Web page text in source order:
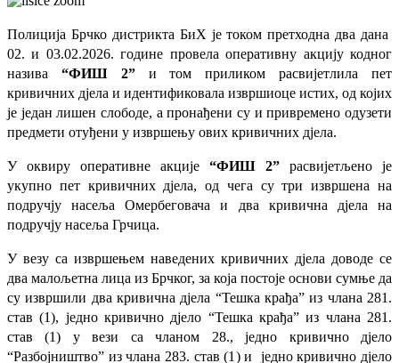
Полиција Брчко дистрикта БиХ је током претходна два дана
02. и 03.02.2026. године провела оперативну акцију кодног
назива “ФИШ 2” и том приликом расвијетлила пет
кривичних дјела и идентификовала извршиоце истих, од којих
је један лишен слободе, а пронађени су и привремено одузети
предмети отуђени у извршењу ових кривичних дјела.
У оквиру оперативне акције “ФИШ 2” расвијетљено је
укупно пет кривичних дјела, од чега су три извршена на
подручју насеља Омербеговача и два кривична дјела на
подручју насеља Грчица.
У везу са извршењем наведених кривичних дјела доводе се
два малољетна лица из Брчког, за која постоје основи сумње да
су извршили два кривична дјела “Тешка крађа” из члана 281.
став (1), једно кривично дјело “Тешка крађа” из члана 281.
став (1) у вези са чланом 28., једно кривично дјело
“Разбојништво” из члана 283. став (1) и једно кривично дјело